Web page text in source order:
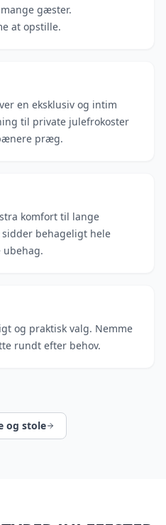
gæster.
at opstille.
en eksklusiv og intim
til private julefrokoster
præg.
komfort til lange
behageligt hele
og praktisk valg. Nemme
rundt efter behov.
og stole